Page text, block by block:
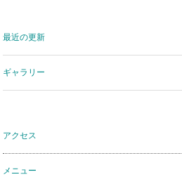
最近の更新
ギャラリー
アクセス
メニュー